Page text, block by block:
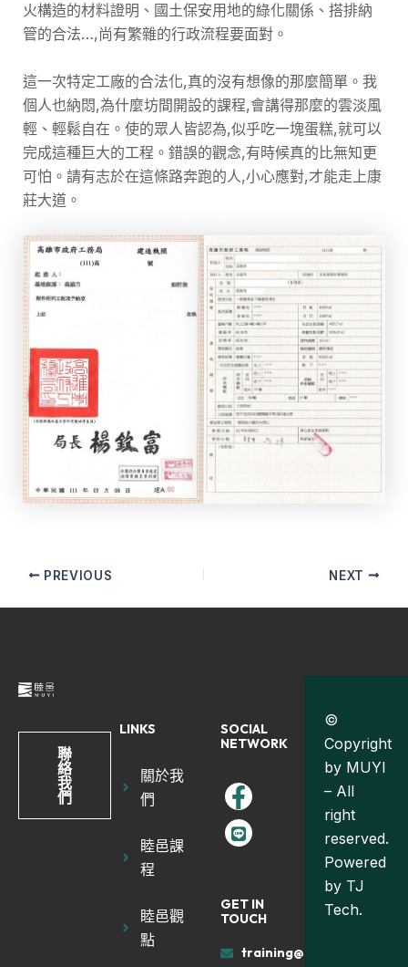
火構造的材料證明、國土保安用地的綠化關係、搭排納
管的合法…,尚有繁雜的行政流程要面對。
這一次特定工廠的合法化,真的沒有想像的那麼簡單。我
個人也納悶,為什麼坊間開設的課程,會講得那麼的雲淡風
輕、輕鬆自在。使的眾人皆認為,似乎吃一塊蛋糕,就可以
完成這種巨大的工程。錯誤的觀念,有時候真的比無知更
可怕。請有志於在這條路奔跑的人,小心應對,才能走上康
莊大道。
PREVIOUS NEXT
聯
絡
我
們
LINKS
關於我
們
睦邑課
程
睦邑觀
點
SOCIAL
NETWORK
GET IN
TOUCH
training@muyiland.com
©
Copyright
by MUYI
– All
right
reserved.
Powered
by TJ
Tech.